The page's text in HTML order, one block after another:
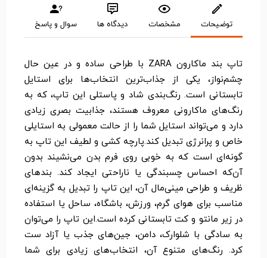
توضیحات مشخصات دیدگاه ها سوال و پاسخ
تاپ بند ماکارون ZARA با طراحی ساده و در عین حال
چشم‌نواز، یکی از جذاب‌ترین انتخاب‌ها برای استایل
تابستانی است. رنگ‌بندی شاد و پاستلی این تاپ، که به
رنگ‌های ماکارونی معروف هستند، جذابیت بصری زیادی
دارد و می‌تواند استایل شما را از حالت معمولی به استایلی
خاص و پرانرژی تبدیل کند.پارچه کشی و لطیف این تاپ به
گونه‌ای است که به خوبی روی فرم بدن می‌نشیند بدون
آن‌که احساس چسبندگی یا ناراحتی ایجاد کند. بندهای
ظریف و طراحی مینی‌مال آن، این تاپ را تبدیل به گزینه‌ای
مناسب برای هوای گرم، ورزش، باشگاه، ساحل یا استفاده
در زیر مانتو و کت تابستانی کرده است.این تاپ را می‌توان
به سادگی با شلوارک، دامن، جین‌های جذب یا آزاد ست
کرد. رنگ‌های متنوع آن، انتخاب‌های زیادی برای شما